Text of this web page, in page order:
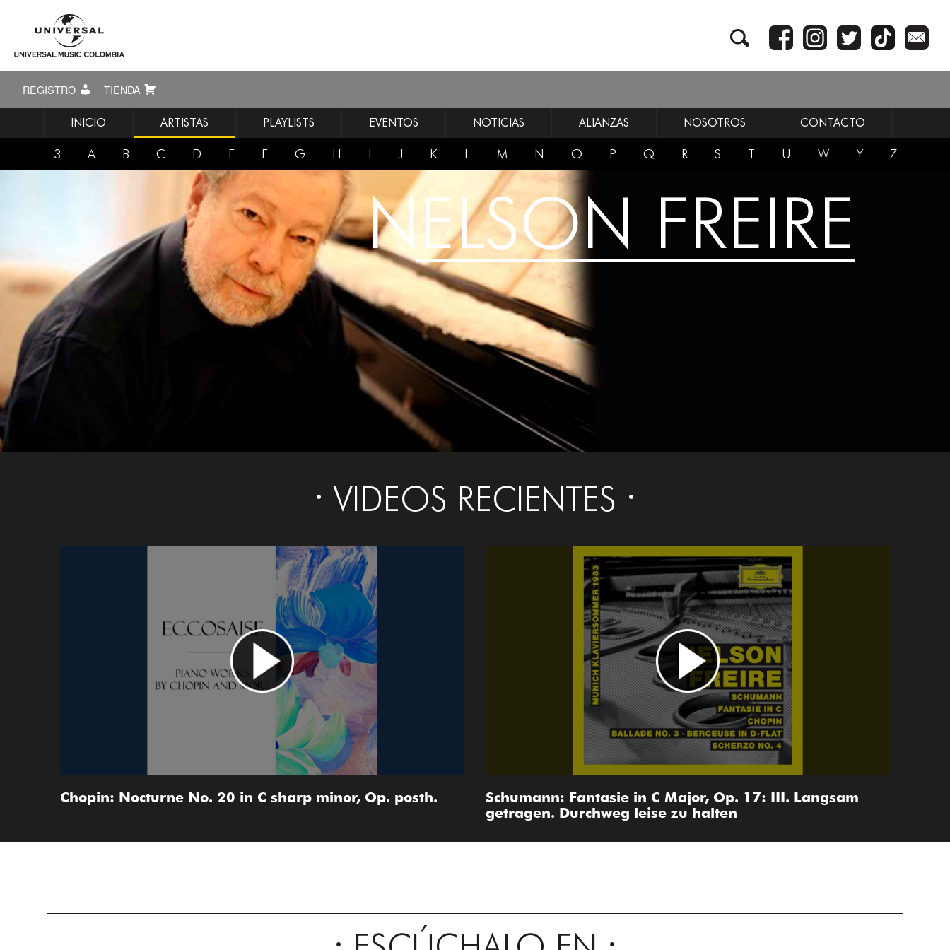
REGISTRO TIENDA
INICIO ARTISTAS PLAYLISTS EVENTOS NOTICIAS ALIANZAS NOSOTROS CONTACTO
3 A B C D E F G H I J K L M N O P Q R S T U W Y Z
NELSON FREIRE
VIDEOS RECIENTES
Chopin: Nocturne No. 20 in C sharp minor, Op. posth.
Schumann: Fantasie in C Major, Op. 17: III. Langsam
getragen. Durchweg leise zu halten